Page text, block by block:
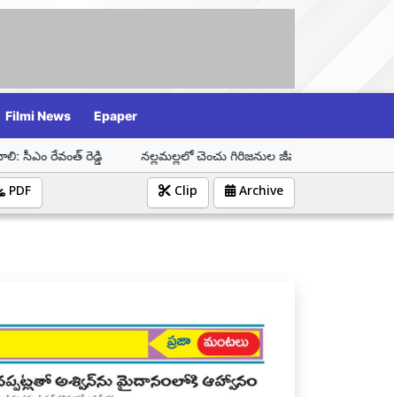
Filmi News Epaper
నల్లమల్లలో చెంచు గిరిజనుల జీవన పరిస్థితులపై మానవ హక్కుల కమిషన్
PDF Archive
Clip